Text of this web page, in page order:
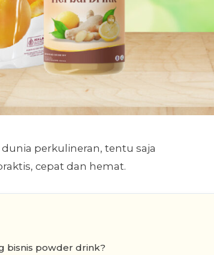
perkulineran, tentu saja
cepat dan hemat.
bisnis powder drink?